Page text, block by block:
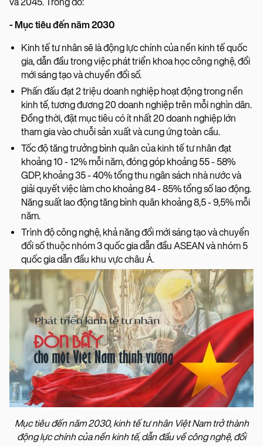
và 2045. Trong đó:
- Mục tiêu đến năm 2030
Kinh tế tư nhân sẽ là động lực chính của nền kinh tế quốc
gia, dẫn đầu trong việc phát triển khoa học công nghệ, đổi
mới sáng tạo và chuyển đổi số.
Phấn đấu đạt 2 triệu doanh nghiệp hoạt động trong nền
kinh tế, tương đương 20 doanh nghiệp trên mỗi nghìn dân.
Đồng thời, đặt mục tiêu có ít nhất 20 doanh nghiệp lớn
tham gia vào chuỗi sản xuất và cung ứng toàn cầu.
Tốc độ tăng trưởng bình quân của kinh tế tư nhân đạt
khoảng 10 - 12% mỗi năm, đóng góp khoảng 55 - 58%
GDP, khoảng 35 - 40% tổng thu ngân sách nhà nước và
giải quyết việc làm cho khoảng 84 - 85% tổng số lao động.
Năng suất lao động tăng bình quân khoảng 8,5 - 9,5% mỗi
năm.
Trình độ công nghệ, khả năng đổi mới sáng tạo và chuyển
đổi số thuộc nhóm 3 quốc gia dẫn đầu ASEAN và nhóm 5
quốc gia dẫn đầu khu vực châu Á.
Mục tiêu đến năm 2030, kinh tế tư nhân Việt Nam trở thành
động lực chính của nền kinh tế, dẫn đầu về công nghệ, đổi